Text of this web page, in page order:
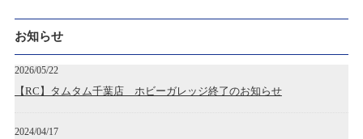
お知らせ
2026/05/22
【RC】タムタム千葉店 ホビーガレッジ終了のお知らせ
2024/04/17